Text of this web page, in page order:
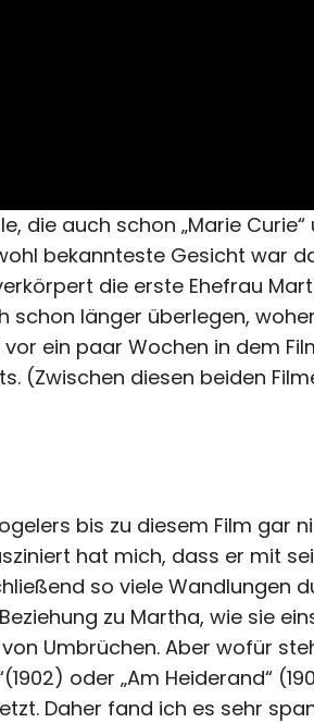
die auch schon „Marie Curie“
bekannteste Gesicht war
die erste Ehefrau
schon länger überlegen,
ein paar Wochen in dem
(Zwischen diesen beiden
bis zu diesem Film gar
hat mich, dass er mit
so viele Wandlungen
zu Martha, wie sie
Umbrüchen. Aber wofür
oder „Am Heiderand“
Daher fand ich es sehr